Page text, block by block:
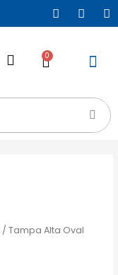
0
/ Tampa Alta Oval